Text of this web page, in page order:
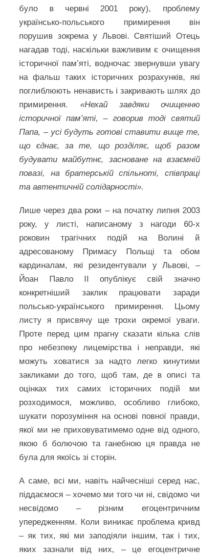
було в червні 2001 року), проблему
українсько-польського примирення він
порушив зокрема у Львові. Святіший Отець
нагадав тоді, наскільки важливим є очищення
історичної пам’яті, водночас звернувши увагу
на фальш таких історичних розрахунків, які
поглиблюють ненависть і закривають шлях до
примирення. «Нехай завдяки очищенню
історичної пам’яті, – говорив тоді святий
Папа, – усі будуть готові ставити вище те,
що єднає, за те, що розділяє, щоб разом
будувати майбутнє, засноване на взаємній
повазі, на братерській спільноті, співпраці
та автентичній солідарності».
Лише через два роки – на початку липня 2003
року, у листі, написаному з нагоди 60-х
роковин трагічних подій на Волині й
адресованому Примасу Польщі та обом
кардиналам, які резидентували у Львові, –
Йоан Павло ІІ опублікує свій значно
конкретніший заклик працювати заради
польсько-українського примирення. Цьому
листу я присвячу ще трохи окремої уваги.
Проте перед цим прагну сказати кілька слів
про небезпеку лицемірства і неправди, які
можуть ховатися за надто легко кинутими
закликами до того, щоб там, де в описі та
оцінках тих самих історичних подій ми
розходимося, можливо, особливо глибоко,
шукати порозуміння на основі повної правди,
якої ми не приховуватимемо одне від одного,
якою б болючою та ганебною ця правда не
була для якоїсь зі сторін.
А саме, всі ми, навіть найчесніші серед нас,
піддаємося – хочемо ми того чи ні, свідомо чи
несвідомо – різним егоцентричним
упередженням. Коли виникає проблема кривд
– як тих, які ми заподіяли іншим, так і тих,
яких зазнали від них, – це егоцентричне